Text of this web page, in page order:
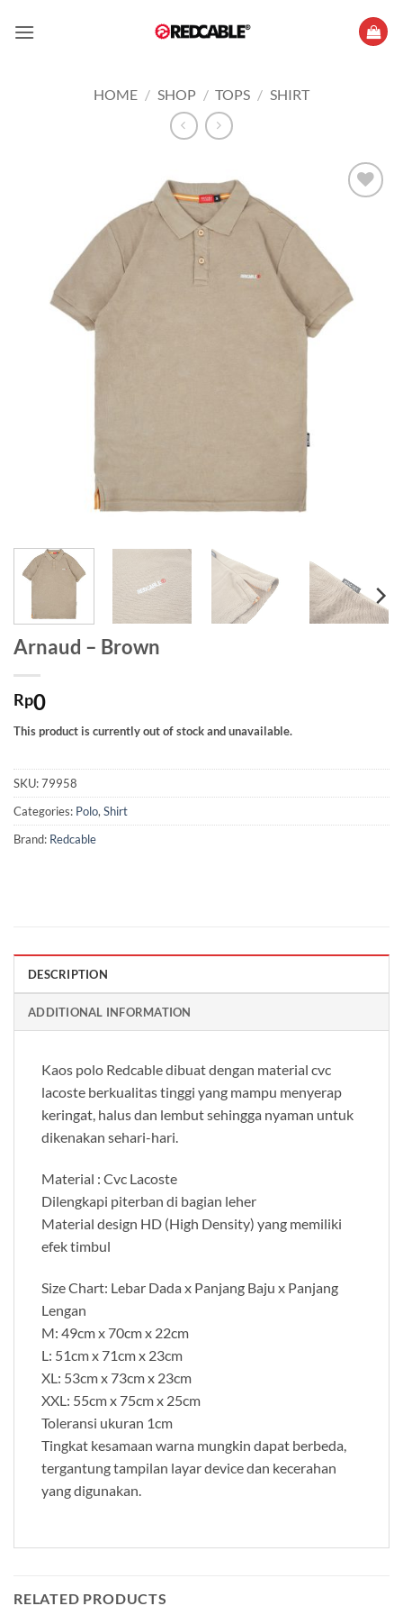
HOME / SHOP / TOPS / SHIRT
Arnaud – Brown
Rp0
This product is currently out of stock and unavailable.
SKU:79958
Categories: Polo, Shirt
Brand: Redcable
DESCRIPTION
ADDITIONAL INFORMATION
Kaos polo Redcable dibuat dengan material cvc
lacoste berkualitas tinggi yang mampu menyerap
keringat, halus dan lembut sehingga nyaman untuk
dikenakan sehari-hari.
Material : Cvc Lacoste
Dilengkapi piterban di bagian leher
Material design HD (High Density) yang memiliki
efek timbul
Size Chart: Lebar Dada x Panjang Baju x Panjang
Lengan
M: 49cm x 70cm x 22cm
L: 51cm x 71cm x 23cm
XL: 53cm x 73cm x 23cm
XXL: 55cm x 75cm x 25cm
Toleransi ukuran 1cm
Tingkat kesamaan warna mungkin dapat berbeda,
tergantung tampilan layar device dan kecerahan
yang digunakan.
RELATED PRODUCTS